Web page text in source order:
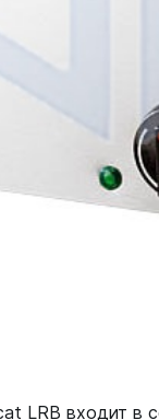
LRB входит